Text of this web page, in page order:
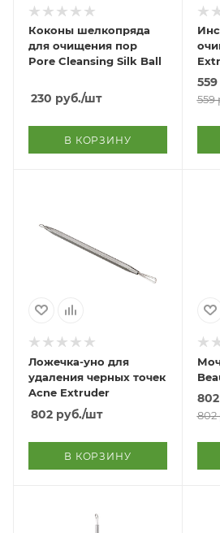
Коконы шелкопряда
для очищения пор
Pore Cleansing Silk Ball
230 руб./шт
В КОРЗИНУ
559
559
Ложечка-уно для
удаления черных точек
Acne Extruder
802 руб./шт
В КОРЗИНУ
802
802